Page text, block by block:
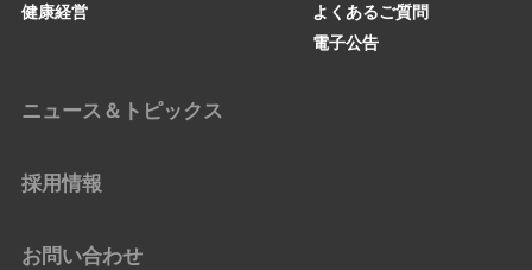
健康経営
よくあるご質問
電子公告
ニュース＆トピックス
採用情報
お問い合わせ